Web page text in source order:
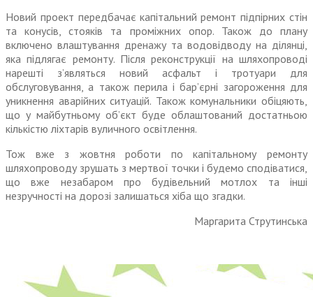
Новий проект передбачає капітальний ремонт підпірних стін
та конусів, стояків та проміжних опор. Також до плану
включено влаштування дренажу та водовідводу на ділянці,
яка підлягає ремонту. Після реконструкції на шляхопроводі
нарешті з’являться новий асфальт і тротуари для
обслуговування, а також перила і бар’єрні загороження для
уникнення аварійних ситуацій. Також комунальники обіцяють,
що у майбутньому об’єкт буде облаштований достатньою
кількістю ліхтарів вуличного освітлення.
Тож вже з жовтня роботи по капітальному ремонту
шляхопроводу зрушать з мертвої точки і будемо сподіватися,
що вже незабаром про будівельний мотлох та інші
незручності на дорозі залишаться хіба що згадки.
Маргарита Струтинська